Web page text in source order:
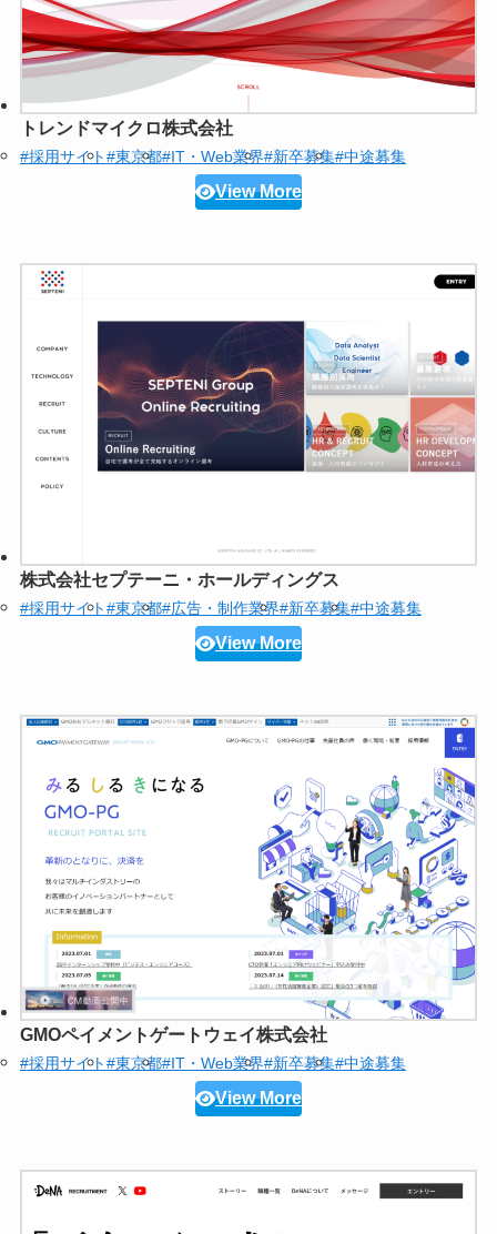
トレンドマイクロ株式会社
#採用サイト#東京都#IT・Web業界#新卒募集#中途募集
View More
株式会社セプテーニ・ホールディングス
#採用サイト#東京都#広告・制作業界#新卒募集#中途募集
View More
GMOペイメントゲートウェイ株式会社
#採用サイト#東京都#IT・Web業界#新卒募集#中途募集
View More